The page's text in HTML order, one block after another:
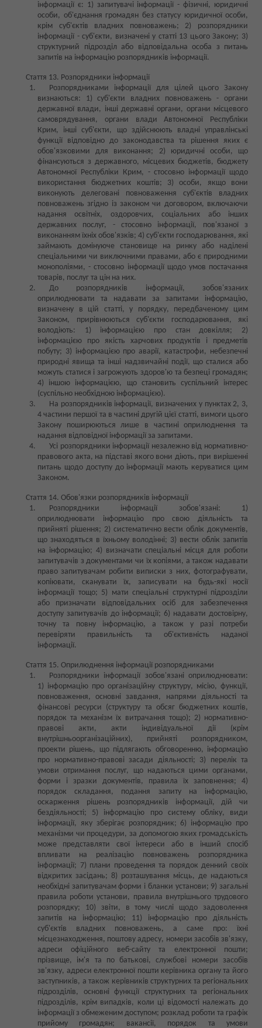
інформації є: 1) запитувачі інформації - фізичні, юридичні
особи, об'єднання громадян без статусу юридичної особи,
крім суб'єктів владних повноважень; 2) розпорядники
інформації - суб'єкти, визначені у статті 13 цього Закону; 3)
структурний підрозділ або відповідальна особа з питань
запитів на інформацію розпорядників інформації.
Стаття 13. Розпорядники інформації
Розпорядниками інформації для цілей цього Закону
визнаються: 1) суб'єкти владних повноважень - органи
державної влади, інші державні органи, органи місцевого
самоврядування, органи влади Автономної Республіки
Крим, інші суб'єкти, що здійснюють владні управлінські
функції відповідно до законодавства та рішення яких є
обов'язковими для виконання; 2) юридичні особи, що
фінансуються з державного, місцевих бюджетів, бюджету
Автономної Республіки Крим, - стосовно інформації щодо
використання бюджетних коштів; 3) особи, якщо вони
виконують делеговані повноваження суб'єктів владних
повноважень згідно із законом чи договором, включаючи
надання освітніх, оздоровчих, соціальних або інших
державних послуг, - стосовно інформації, пов'язаної з
виконанням їхніх обов'язків; 4) суб'єкти господарювання, які
займають домінуюче становище на ринку або наділені
спеціальними чи виключними правами, або є природними
монополіями, - стосовно інформації щодо умов постачання
товарів, послуг та цін на них.
До розпорядників інформації, зобов'язаних
оприлюднювати та надавати за запитами інформацію,
визначену в цій статті, у порядку, передбаченому цим
Законом, прирівнюються суб'єкти господарювання, які
володіють: 1) інформацією про стан довкілля; 2)
інформацією про якість харчових продуктів і предметів
побуту; 3) інформацією про аварії, катастрофи, небезпечні
природні явища та інші надзвичайні події, що сталися або
можуть статися і загрожують здоров'ю та безпеці громадян;
4) іншою інформацією, що становить суспільний інтерес
(суспільно необхідною інформацією).
На розпорядників інформації, визначених у пунктах 2, 3,
4 частини першої та в частині другій цієї статті, вимоги цього
Закону поширюються лише в частині оприлюднення та
надання відповідної інформації за запитами.
Усі розпорядники інформації незалежно від нормативно-
правового акта, на підставі якого вони діють, при вирішенні
питань щодо доступу до інформації мають керуватися цим
Законом.
Стаття 14. Обов'язки розпорядників інформації
Розпорядники інформації зобов'язані: 1)
оприлюднювати інформацію про свою діяльність та
прийняті рішення; 2) систематично вести облік документів,
що знаходяться в їхньому володінні; 3) вести облік запитів
на інформацію; 4) визначати спеціальні місця для роботи
запитувачів з документами чи їх копіями, а також надавати
право запитувачам робити виписки з них, фотографувати,
копіювати, сканувати їх, записувати на будь-які носії
інформації тощо; 5) мати спеціальні структурні підрозділи
або призначати відповідальних осіб для забезпечення
доступу запитувачів до інформації; 6) надавати достовірну,
точну та повну інформацію, а також у разі потреби
перевіряти правильність та об'єктивність наданої
інформації.
Стаття 15. Оприлюднення інформації розпорядниками
Розпорядники інформації зобов'язані оприлюднювати:
1) інформацію про організаційну структуру, місію, функції,
повноваження, основні завдання, напрями діяльності та
фінансові ресурси (структуру та обсяг бюджетних коштів,
порядок та механізм їх витрачання тощо); 2) нормативно-
правові акти, акти індивідуальної дії (крім
внутрішньоорганізаційних), прийняті розпорядником,
проекти рішень, що підлягають обговоренню, інформацію
про нормативно-правові засади діяльності; 3) перелік та
умови отримання послуг, що надаються цими органами,
форми і зразки документів, правила їх заповнення; 4)
порядок складання, подання запиту на інформацію,
оскарження рішень розпорядників інформації, дій чи
бездіяльності; 5) інформацію про систему обліку, види
інформації, яку зберігає розпорядник; 6) інформацію про
механізми чи процедури, за допомогою яких громадськість
може представляти свої інтереси або в інший спосіб
впливати на реалізацію повноважень розпорядника
інформації; 7) плани проведення та порядок денний своїх
відкритих засідань; 8) розташування місць, де надаються
необхідні запитувачам форми і бланки установи; 9) загальні
правила роботи установи, правила внутрішнього трудового
розпорядку; 10) звіти, в тому числі щодо задоволення
запитів на інформацію; 11) інформацію про діяльність
суб'єктів владних повноважень, а саме про: їхні
місцезнаходження, поштову адресу, номери засобів зв'язку,
адреси офіційного веб-сайту та електронної пошти;
прізвище, ім'я та по батькові, службові номери засобів
зв'язку, адреси електронної пошти керівника органу та його
заступників, а також керівників структурних та регіональних
підрозділів, основні функції структурних та регіональних
підрозділів, крім випадків, коли ці відомості належать до
інформації з обмеженим доступом; розклад роботи та графік
прийому громадян; вакансії, порядок та умови